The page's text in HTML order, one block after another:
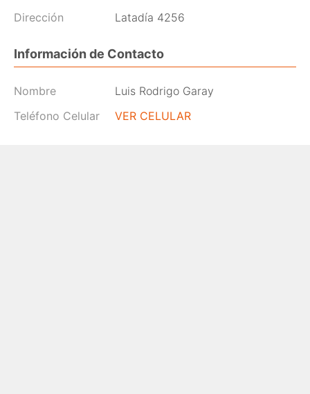
Dirección Latadía 4256
Información de Contacto
Nombre
Luis Rodrigo Garay
Teléfono Celular
VER CELULAR